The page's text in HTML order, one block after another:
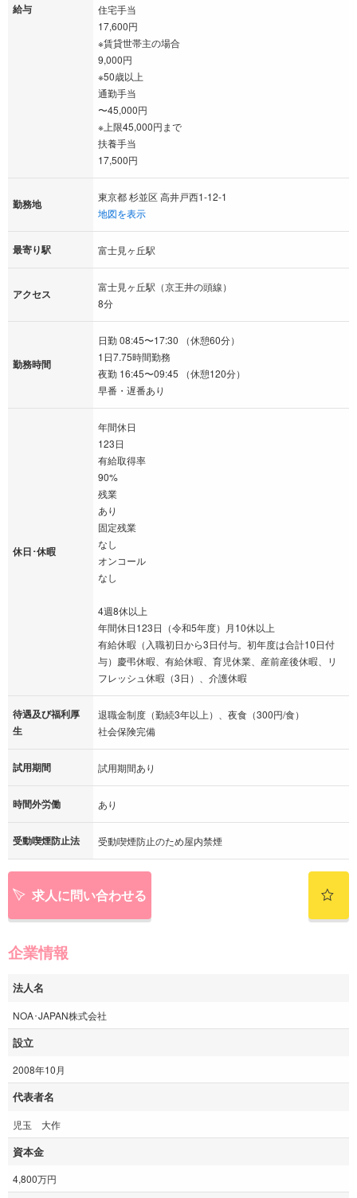
給与
住宅手当
17,600円
※賃貸世帯主の場合
9,000円
※50歳以上
通勤手当
〜45,000円
※上限45,000円まで
扶養手当
17,500円
勤務地
東京都 杉並区 高井戸西1-12-1
地図を表示
最寄り駅 富士見ヶ丘駅
アクセス
富士見ヶ丘駅（京王井の頭線）
8分
勤務時間
日勤 08:45〜17:30 （休憩60分）
1日7.75時間勤務
夜勤 16:45〜09:45 （休憩120分）
早番・遅番あり
休日･休暇
年間休日
123日
有給取得率
90%
残業
あり
固定残業
なし
オンコール
なし
4週8休以上
年間休日123日（令和5年度）月10休以上
有給休暇（入職初日から3日付与。初年度は合計10日付
与）慶弔休暇、有給休暇、育児休業、産前産後休暇、リ
フレッシュ休暇（3日）、介護休暇
待遇及び福利厚
生
退職金制度（勤続3年以上）、夜食（300円/食）
社会保険完備
試用期間 試用期間あり
時間外労働 あり
受動喫煙防止法 受動喫煙防止のため屋内禁煙
求人に問い合わせる
企業情報
法人名
NOA･JAPAN株式会社
設立
2008年10月
代表者名
児玉 大作
資本金
4,800万円